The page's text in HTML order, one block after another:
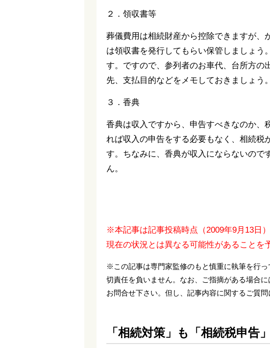
２．領収書等
葬儀費用は相続財産から控除できますが、
は領収書を発行してもらい保管しましょう
す。ですので、参列者のお車代、台所方の
先、支払目的などをメモしておきましょう。
３．香典
香典は収入ですから、申告すべきなのか、
れば収入の申告をする必要もなく、相続税
す。ちなみに、香典が収入にならないので
ん。
※本記事は記事投稿時点（2009年9月13日
現在の状況とは異なる可能性があることを
※この記事は専門家監修のもと慎重に執筆を行
切責任を負いません。なお、ご指摘がある場合
お問合せ下さい。但し、記事内容に関するご質
「相続対策」も「相続税申告